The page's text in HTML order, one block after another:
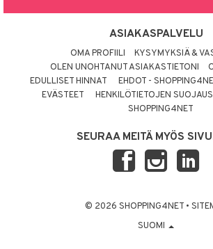
ASIAKASPALVELU
OMA PROFIILI
KYSYMYKSIÄ &
OLEN UNOHTANUT ASIAKASTIETONI
EDULLISET HINNAT
EHDOT -
EVÄSTEET
HENKILÖTIETOJEN SUOJAUS
SHOPPING4NET
SEURAA MEITÄ MYÖS
© 2026 SHOPPING4NET •
SUOMI